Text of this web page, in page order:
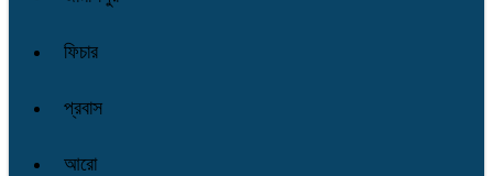
ফিচার
প্রবাস
আরো